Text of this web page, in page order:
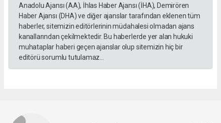
Anadolu Ajansı (AA), İhlas Haber Ajansı (İHA), Demirören
Haber Ajansı (DHA) ve diğer ajanslar tarafından eklenen tüm
haberler, sitemizin editörlerinin müdahalesi olmadan ajans
kanallarından çekilmektedir. Bu haberlerde yer alan hukuki
muhataplar haberi geçen ajanslar olup sitemizin hiç bir
editörü sorumlu tutulamaz...